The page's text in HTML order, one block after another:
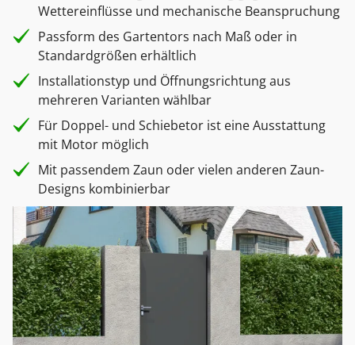
Wettereinflüsse und mechanische Beanspruchung
Passform des Gartentors nach Maß oder in
Standardgrößen erhältlich
Installationstyp und Öffnungsrichtung aus
mehreren Varianten wählbar
Für Doppel- und Schiebetor ist eine Ausstattung
mit Motor möglich
Mit passendem Zaun oder vielen anderen Zaun-
Designs kombinierbar